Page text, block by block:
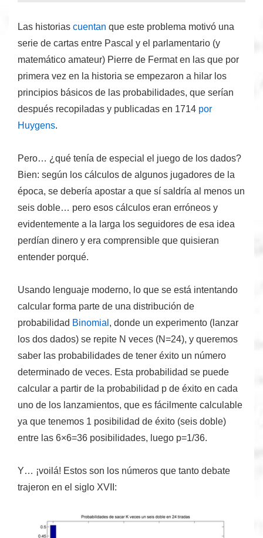
Las historias cuentan que este problema motivó una
serie de cartas entre Pascal y el parlamentario (y
matemático amateur) Pierre de Fermat en las que por
primera vez en la historia se empezaron a hilar los
principios básicos de las probabilidades, que serían
después recopiladas y publicadas en 1714 por
Huygens.
Pero… ¿qué tenía de especial el juego de los dados?
Bien: según los cálculos de algunos jugadores de la
época, se debería apostar a que sí saldría al menos un
seis doble… pero esos cálculos eran erróneos y
evidentemente a la larga los seguidores de esa idea
perdían dinero y era comprensible que quisieran
entender porqué.
Usando lenguaje moderno, lo que se está intentando
calcular forma parte de una distribución de
probabilidad Binomial , donde un experimento ( lanzar
los dos dados) se repite N veces (N=24), y queremos
saber las probabilidades de tener éxito un número
determinado de veces. Esta probabilidad se puede
calcular a partir de la probabilidad p de éxito en cada
uno de los lanzamientos, que es fácilmente calculable
ya que tenemos 1 posibilidad de éxito (seis doble)
entre las 6×6=36 posibilidades, luego p=1/36.
Y… ¡voilá! Estos son los números que tanto debate
trajeron en el siglo XVII: